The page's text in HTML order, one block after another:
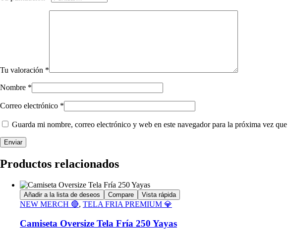
Tu valoración *
Nombre *
Correo electrónico *
Guarda mi nombre, correo electrónico y web en este navegador para la próxima vez
Productos relacionados
Añadir a la lista de deseos Compare Vista rápida
NEW MERCH 🔴, TELA FRIA PREMIUM 💎
Camiseta Oversize Tela Fría 250 Yayas